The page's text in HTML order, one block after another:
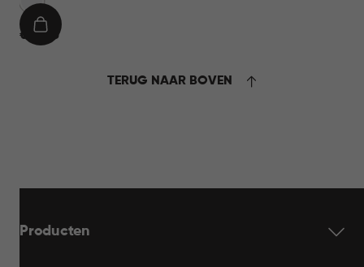
Wit
€
€ 12,95
IN
TERUG NAAR BOVEN
Producten